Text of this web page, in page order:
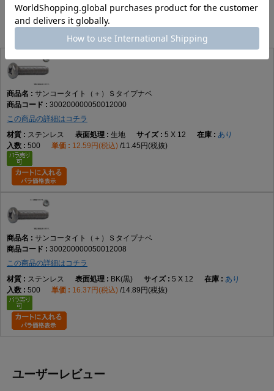
メッキ違い商品
※カート内の在庫表示は、小箱在庫のみの表示になります。 ※下記リストは在
庫がある商品を表示しております。
サンコータイト（＋）Ｓタイプナベ
300200000050012000
この商品の詳細はコチラ
ステンレス
生地 5 X 12
あり
500
12.59円(税込) 11.45円(税抜)
サンコータイト（＋）Ｓタイプナベ
300200000050012008
この商品の詳細はコチラ
ステンレス
BK(黒) 5 X 12
あり
500
16.37円(税込) 14.89円(税抜)
ユーザーレビュー